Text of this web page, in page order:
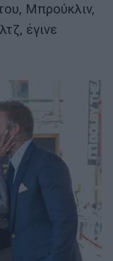
Μπρούκλιν,
έγινε